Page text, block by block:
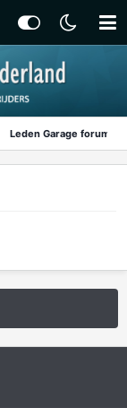
Leden Garage forum